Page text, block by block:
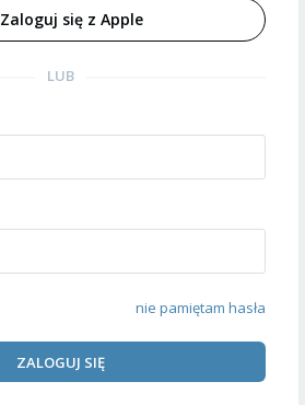
Zaloguj się z Apple
LUB
nie pamiętam hasła
ZALOGUJ SIĘ